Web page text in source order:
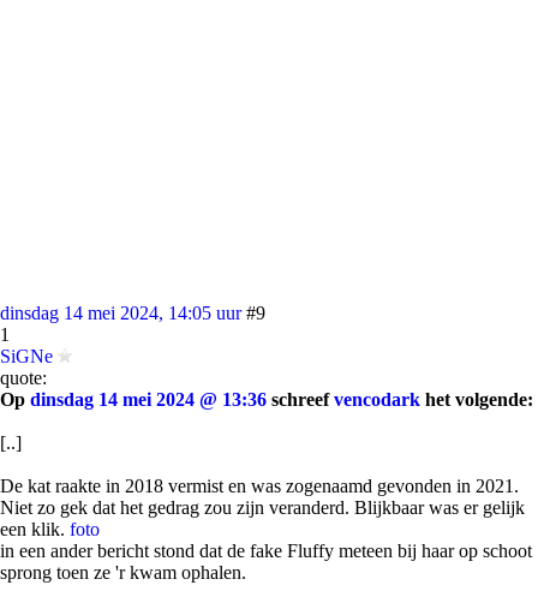
dinsdag 14 mei 2024, 14:05 uur #9
1
SiGNe
quote:
Op dinsdag 14 mei 2024 @ 13:36 schreefvencodark het volgende:
[..]
De kat raakte in 2018 vermist en was zogenaamd gevonden in 2021.
Niet zo gek dat het gedrag zou zijn veranderd. Blijkbaar was er gelijk
een klik. foto
in een ander bericht stond dat de fake Fluffy meteen bij haar op schoot
sprong toen ze 'r kwam ophalen.